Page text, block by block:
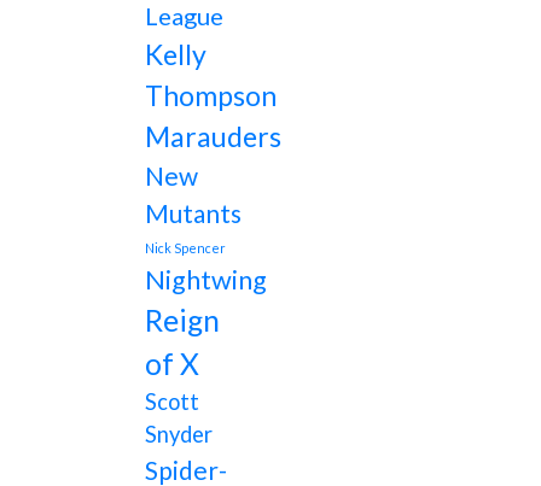
League
Kelly
Thompson
Marauders
New
Mutants
Nick Spencer
Nightwing
Reign
of X
Scott
Snyder
Spider-